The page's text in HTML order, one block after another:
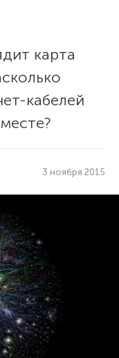
карта
кабелей
3 ноября 2015